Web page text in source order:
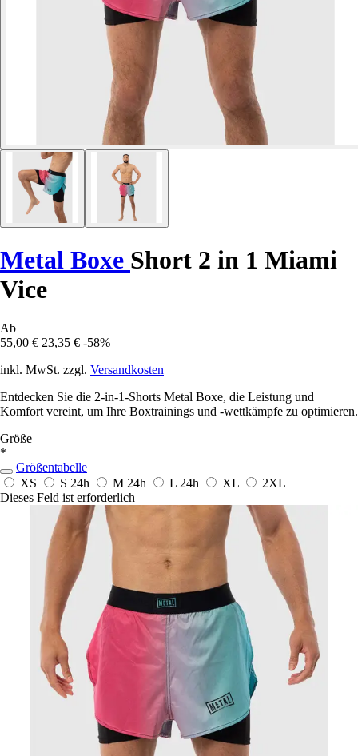
Metal Boxe Short 2 in 1 Miami
Vice
Ab
55,00 € 23,35 € -58%
inkl. MwSt. zzgl. Versandkosten
Entdecken Sie die 2-in-1-Shorts Metal Boxe, die Leistung und
Komfort vereint, um Ihre Boxtrainings und -wettkämpfe zu optimieren.
Größe
*
Größentabelle
XS
S 24h M 24h L 24h XL
2XL
Dieses Feld ist erforderlich